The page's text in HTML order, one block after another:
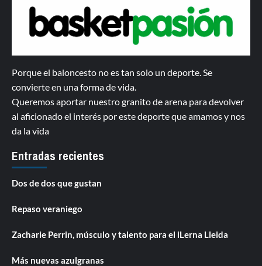
Porque el baloncesto no es tan solo un deporte. Se
convierte en una forma de vida.
Queremos aportar nuestro granito de arena para devolver
al aficionado el interés por este deporte que amamos y nos
da la vida
Entradas recientes
Dos de dos que gustan
Repaso veraniego
Zacharie Perrin, músculo y talento para el iLerna Lleida
Más nuevas azulgranas